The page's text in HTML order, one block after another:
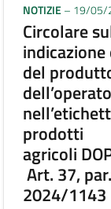
NOTIZIE– 19/05/
Circolare
del
prodotti
agricoli
Art. 37,
2024/1143